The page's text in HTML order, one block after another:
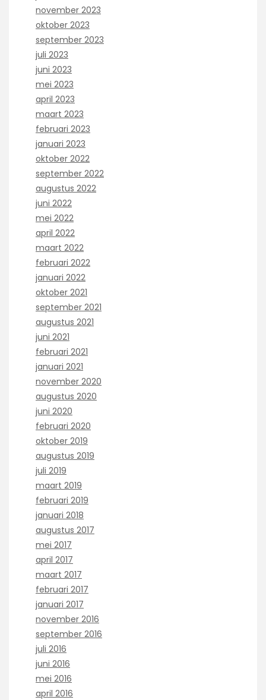
november 2023
oktober 2023
september 2023
juli 2023
juni 2023
mei 2023
april 2023
maart 2023
februari 2023
januari 2023
oktober 2022
september 2022
augustus 2022
juni 2022
mei 2022
april 2022
maart 2022
februari 2022
januari 2022
oktober 2021
september 2021
augustus 2021
juni 2021
februari 2021
januari 2021
november 2020
augustus 2020
juni 2020
februari 2020
oktober 2019
augustus 2019
juli 2019
maart 2019
februari 2019
januari 2018
augustus 2017
mei 2017
april 2017
maart 2017
februari 2017
januari 2017
november 2016
september 2016
juli 2016
juni 2016
mei 2016
april 2016